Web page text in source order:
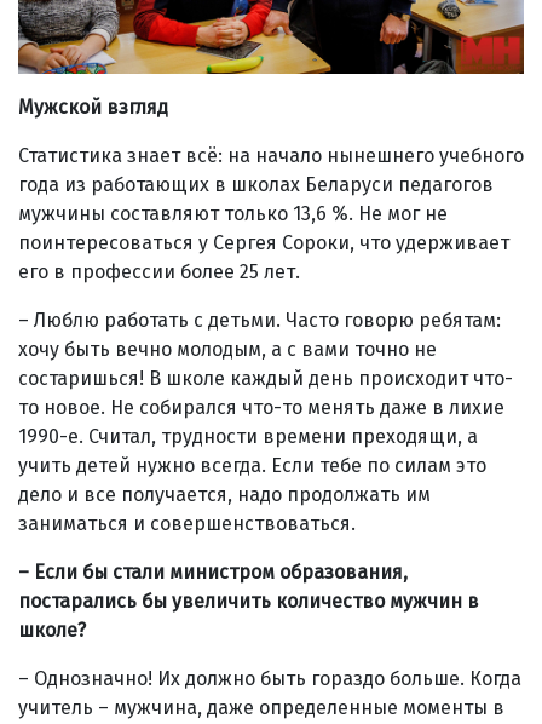
Мужской взгляд
Статистика знает всё: на начало нынешнего учебного
года из работающих в школах Беларуси педагогов
мужчины составляют только 13,6 %. Не мог не
поинтересоваться у Сергея Сороки, что удерживает
его в профессии более 25 лет.
– Люблю работать с детьми. Часто говорю ребятам:
хочу быть вечно молодым, а с вами точно не
состаришься! В школе каждый день происходит что-
то новое. Не собирался что-то менять даже в лихие
1990-е. Считал, трудности времени преходящи, а
учить детей нужно всегда. Если тебе по силам это
дело и все получается, надо продолжать им
заниматься и совершенствоваться.
– Если бы стали министром образования,
постарались бы увеличить количество мужчин в
школе?
– Однозначно! Их должно быть гораздо больше. Когда
учитель – мужчина, даже определенные моменты в